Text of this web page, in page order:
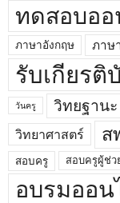
ทดสอบอ
ภาษาอังกฤษ ภาษ
รับเกียรติ
วันครู วิทยฐานะ
วิทยาศาสตร์ ส
สอบครู สอบครูผู้ช่ว
อบรมออน